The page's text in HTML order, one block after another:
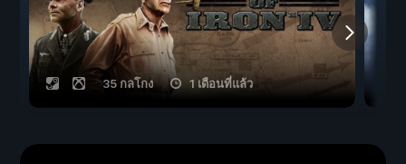
35 กลโกง 1 เดือนที่แล้ว